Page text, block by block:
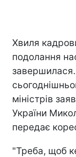
Хвиля
подолання
міністрів
України
передає
"Треба, щоб